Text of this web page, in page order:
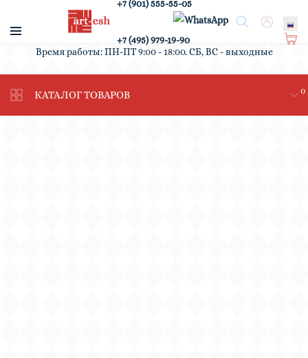
Поиск
+7 (901) 555-55-05
+7 (495) 979-19-90
Ко
ин
а
0
Вход
/
Время работы: ПН-ПТ 9:00 - 18:00. СБ, ВС - выходные
КАТАЛОГ ТОВАРОВ